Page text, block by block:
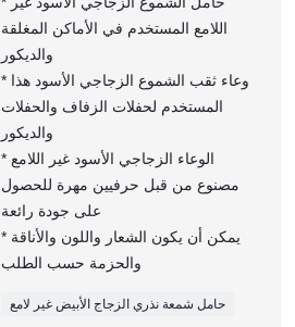
اللامع المستخدم في الأماكن المغلقة
والديكور
* وعاء ثقب الشموع الزجاجي الأسود هذا
المستخدم لحفلات الزفاف والحفلات
والديكور
* الوعاء الزجاجي الأسود غير اللامع
مصنوع من قبل حرفيين مهرة للحصول
على جودة رائعة
* يمكن أن يكون الشعار واللون والأناقة
والحزمة حسب الطلب
حامل شمعة نذري الزجاج الأبيض غير لامع